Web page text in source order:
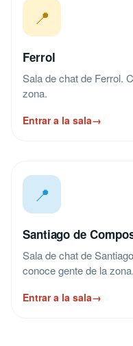
📍
Ferrol
Sala de chat de Ferrol.
zona.
Entrar a la sala→
📍
Santiago de
Sala de chat de
conoce gente de la zona.
Entrar a la sala→